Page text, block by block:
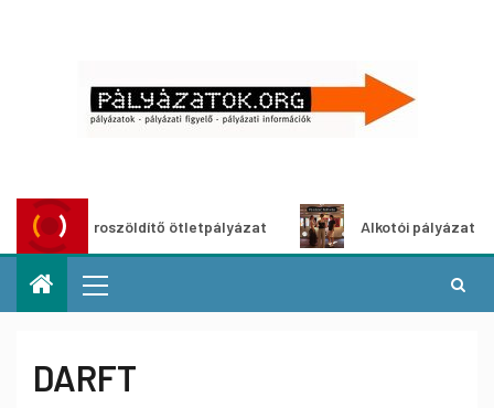
Városzöldítő ötletpályázat Alkotói pályázat
DARFT